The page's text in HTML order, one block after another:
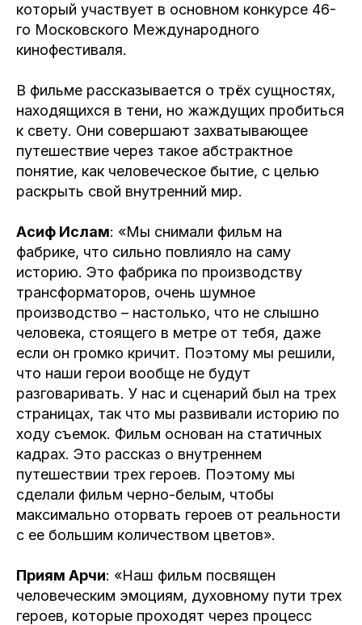
который участвует в основном конкурсе 46-
го Московского Международного
кинофестиваля.
В фильме рассказывается о трёх сущностях,
находящихся в тени, но жаждущих пробиться
к свету. Они совершают захватывающее
путешествие через такое абстрактное
понятие, как человеческое бытие, с целью
раскрыть свой внутренний мир.
Асиф Ислам: «Мы снимали фильм на
фабрике, что сильно повлияло на саму
историю. Это фабрика по производству
трансформаторов, очень шумное
производство – настолько, что не слышно
человека, стоящего в метре от тебя, даже
если он громко кричит. Поэтому мы решили,
что наши герои вообще не будут
разговаривать. У нас и сценарий был на трех
страницах, так что мы развивали историю по
ходу съемок. Фильм основан на статичных
кадрах. Это рассказ о внутреннем
путешествии трех героев. Поэтому мы
сделали фильм черно-белым, чтобы
максимально оторвать героев от реальности
с ее большим количеством цветов».
Приям Арчи: «Наш фильм посвящен
человеческим эмоциям, духовному пути трех
героев, которые проходят через процесс